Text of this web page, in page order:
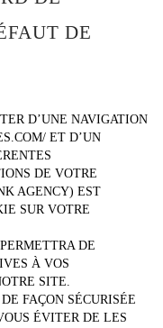
DE
D’UNE NAVIGATION
ET D’UN
DE VOTRE
AGENCY) EST
SUR VOTRE
DE
À VOS
SITE.
FAÇON SÉCURISÉE
ÉVITER DE LES